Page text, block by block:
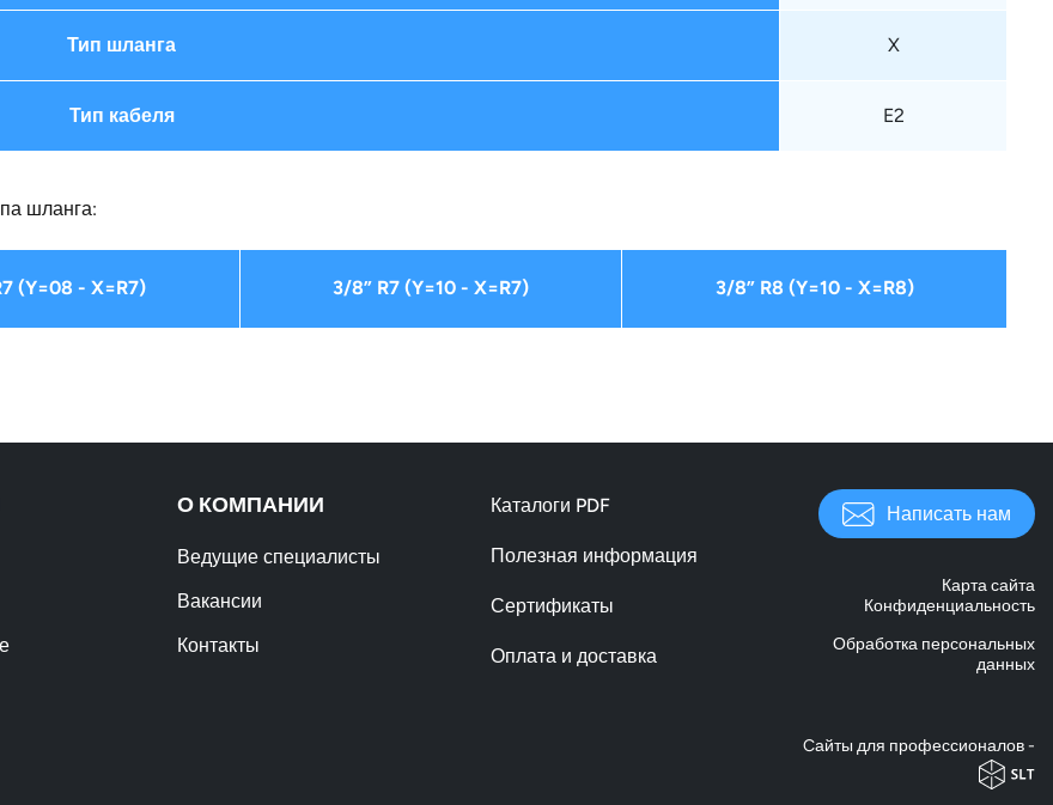
Тип шланга X
Тип кабеля E2
шланга:
(Y=08 - X=R7) 3/8” R7 (Y=10 - X=R7) 3/8” R8 (Y=10 - X=R8)
О КОМПАНИИ
Ведущие специалисты
Вакансии
Контакты
Каталоги PDF
Полезная информация
Сертификаты
Оплата и доставка
Написать нам
Карта сайта
Конфиденциальность
Обработка персональных
данных
Cайты для профессионалов -